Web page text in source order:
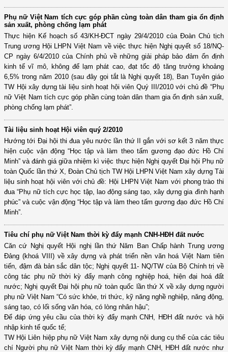
Phụ nữ Việt Nam tích cực góp phần cùng toàn dân tham gia ổn định
sản xuất, phòng chống lạm phát
Thực hiện Kế hoạch số 43/KH-ĐCT ngày 29/4/2010 của Đoàn Chủ tịch
Trung ương Hội LHPN Việt Nam về việc thực hiện Nghị quyết số 18/NQ-
CP ngày 6/4/2010 của Chính phủ về những giải pháp bảo đảm ổn định
kinh tế vĩ mô, không để lạm phát cao, đạt tốc độ tăng trưởng khoảng
6,5% trong năm 2010 (sau đây gọi tắt là Nghị quyết 18), Ban Tuyên giáo
TW Hội xây dựng tài liệu sinh hoạt hội viên Quý III/2010 với chủ đề “Phụ
nữ Việt Nam tích cực góp phần cùng toàn dân tham gia ổn định sản xuất,
phòng chống lạm phát”.
Tài liệu sinh hoạt Hội viên quý 2/2010
Hướng tới Đại hội thi đua yêu nước lần thứ II gắn với sơ kết 3 năm thực
hiện cuộc vận động “Học tập và làm theo tấm gương đạo đức Hồ Chí
Minh” và đánh giá giữa nhiệm kì việc thực hiện Nghị quyết Đại hội Phụ nữ
toàn Quốc lần thứ X, Đoàn Chủ tịch TW Hội LHPN Việt Nam xây dựng Tài
liệu sinh hoạt hội viên với chủ đề: Hội LHPN Việt Nam với phong trào thi
đua “Phụ nữ tích cực học tập, lao động sáng tạo, xây dựng gia đình hạnh
phúc” và cuộc vận động “Học tập và làm theo tấm gương đạo đức Hồ Chí
Minh”.
Tiêu chí phụ nữ Việt Nam thời kỳ đẩy mạnh CNH-HĐH đất nước
Căn cứ Nghị quyết Hội nghị lần thứ Năm Ban Chấp hành Trung ương
Đảng (khoá VIII) về xây dựng và phát triển nền văn hoá Việt Nam tiên
tiến, đậm đà bản sắc dân tộc; Nghị quyết 11- NQ/TW của Bộ Chính trị về
công tác phụ nữ thời kỳ đẩy mạnh công nghiệp hoá, hiện đại hoá đất
nước; Nghị quyết Đại hội phụ nữ toàn quốc lần thứ X về xây dựng người
phụ nữ Việt Nam “Có sức khỏe, tri thức, kỹ năng nghề nghiệp, năng động,
sáng tạo, có lối sống văn hóa, có lòng nhân hậu”;
Để đáp ứng yêu cầu của thời kỳ đẩy mạnh CNH, HĐH đất nước và hội
nhập kinh tế quốc tế;
TW Hội Liên hiệp phụ nữ Việt Nam xây dựng nội dung cụ thể của các tiêu
chí Người phụ nữ Việt Nam thời kỳ đẩy mạnh CNH, HĐH đất nước như